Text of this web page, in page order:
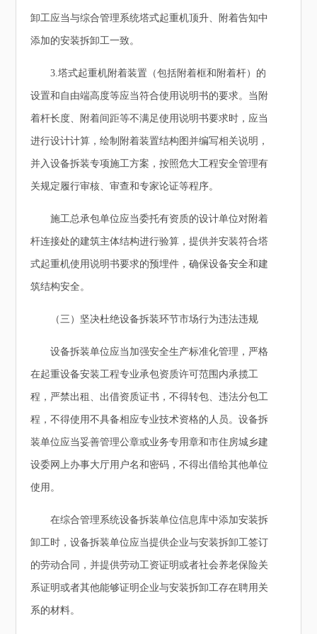
卸工应当与综合管理系统塔式起重机顶升、附着告知中
添加的安装拆卸工一致。
3.塔式起重机附着装置（包括附着框和附着杆）的
设置和自由端高度等应当符合使用说明书的要求。当附
着杆长度、附着间距等不满足使用说明书要求时，应当
进行设计计算，绘制附着装置结构图并编写相关说明，
并入设备拆装专项施工方案，按照危大工程安全管理有
关规定履行审核、审查和专家论证等程序。
施工总承包单位应当委托有资质的设计单位对附着
杆连接处的建筑主体结构进行验算，提供并安装符合塔
式起重机使用说明书要求的预埋件，确保设备安全和建
筑结构安全。
（三）坚决杜绝设备拆装环节市场行为违法违规
设备拆装单位应当加强安全生产标准化管理，严格
在起重设备安装工程专业承包资质许可范围内承揽工
程，严禁出租、出借资质证书，不得转包、违法分包工
程，不得使用不具备相应专业技术资格的人员。设备拆
装单位应当妥善管理公章或业务专用章和市住房城乡建
设委网上办事大厅用户名和密码，不得出借给其他单位
使用。
在综合管理系统设备拆装单位信息库中添加安装拆
卸工时，设备拆装单位应当提供企业与安装拆卸工签订
的劳动合同，并提供劳动工资证明或者社会养老保险关
系证明或者其他能够证明企业与安装拆卸工存在聘用关
系的材料。